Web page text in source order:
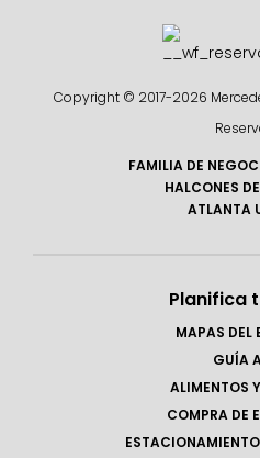
Copyright © 2017-2026
FAMILIA DE
HALCONES
ATLANTA
Planifica
MAPAS DEL
GUÍA
ALIMENTOS
COMPRA DE